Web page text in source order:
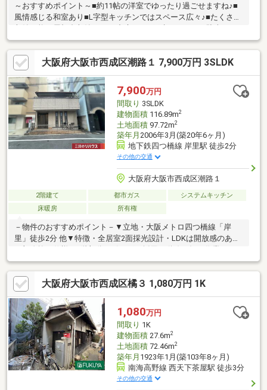
～おすすめポイント～■約11帖の洋室でゆったり過ごせますね♪■
風情感じる和室あり■L字型キッチンではスペース広々♪■たくさん
収納可能な屋根裏収納あり♪■中庭あり■戸建ならではの駐車スペ
ースあり♪～周辺環境～・コンビニまで徒歩約3分・スーパーまで
徒歩約4分・病院まで徒歩約11分・郵便局まで徒歩約6分天下茶屋
小学校まで徒歩約8分とお子様の通いやすい距離♪公園も近く、子
育て世代の方にもおすすめ！その他、周辺には生活に便利な施設
が充実！ぜひ、一度ご覧になってみませんか♪ 住宅ローンや資金
計画などお気軽にご相談ください！お気軽にお問合せください！
大阪府大阪市西成区潮路１ 7,900万円 3SLDK
7,900万円
間取り 3SLDK
建物面積116.89m2
土地面積97.72m2
築年月 2006年3月(築20年6ヶ月)
地下鉄四つ橋線 岸里駅 徒歩2分
その他の交通
大阪府大阪市西成区潮路１
2階建て 都市ガス
システムキッチン
床暖房
所有権
－物件のおすすめポイント－▼立地・大阪メトロ四つ橋線「岸
里」徒歩2分 他▼特徴・全居室2面採光設計・LDKは開放感のある
いL字型キッチン・客間としても利用可能な和室は床の間・バルコ
ニー付・全居室に収納を設置▼設備・床暖房(LDK・洗面室・1階
主寝室・2階洋室)・食洗機・浄水器・トイレ2ヶ所▼周辺環境・サ
ンディ岸里駅前店 徒歩1分(約50m)・大阪市立岸里小学校 徒歩3分
(約190m)■ ご希望の住まい探しをお手伝いします
━━━━━・・・物件の詳細・ご相談はお気軽にお問い合わせく
ださい。
大阪府大阪市西成区橘３ 1,080万円 1K
1,080万円
間取り 1K
建物面積27.6m2
土地面積72.46m2
築年月 1923年1月(築103年8ヶ月)
南海高野線 西天下茶屋駅 徒歩3分
その他の交通